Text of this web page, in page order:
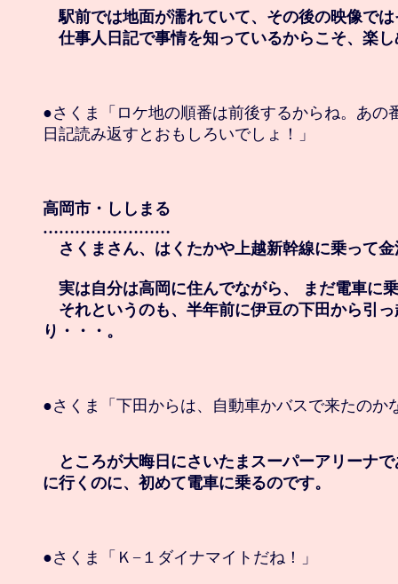
駅前では地面が濡れていて、その後の映像で
仕事人日記で事情を知っているからこそ、楽
●さくま「ロケ地の順番は前後するからね。あの
日記読み返すとおもしろいでしょ！」
高岡市・ししまる
……………………
さくまさん、はくたかや上越新幹線に乗って
実は自分は高岡に住んでながら、 まだ電車に
それというのも、半年前に伊豆の下田から引
り・・・。
●さくま「下田からは、自動車かバスで来たのか
ところが大晦日にさいたまスーパーアリーナ
に行くのに、初めて電車に乗るのです。
●さくま「Ｋ−１ダイナマイトだね！」